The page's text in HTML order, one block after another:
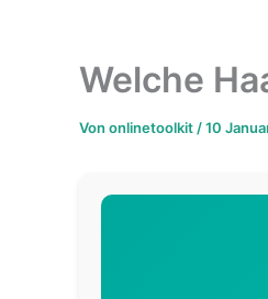
Welche
Von onlinetoolkit /10